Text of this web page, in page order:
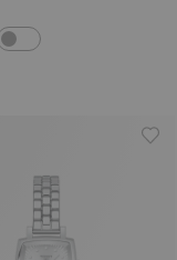
PRODUCTS TOGGLE